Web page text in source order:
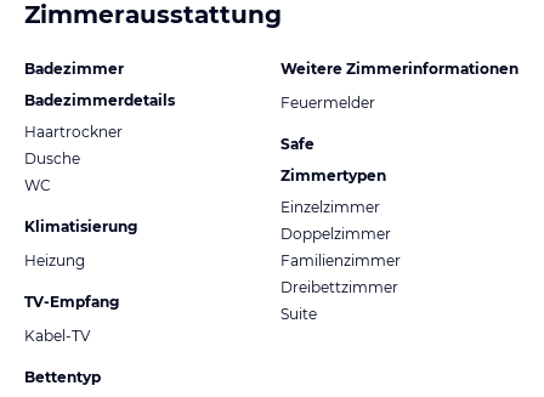
Zimmerausstattung
Badezimmer
Badezimmerdetails
Haartrockner
Dusche
WC
Klimatisierung
Heizung
TV-Empfang
Kabel-TV
Bettentyp
Weitere Zimmerinformationen
Feuermelder
Safe
Zimmertypen
Einzelzimmer
Doppelzimmer
Familienzimmer
Dreibettzimmer
Suite